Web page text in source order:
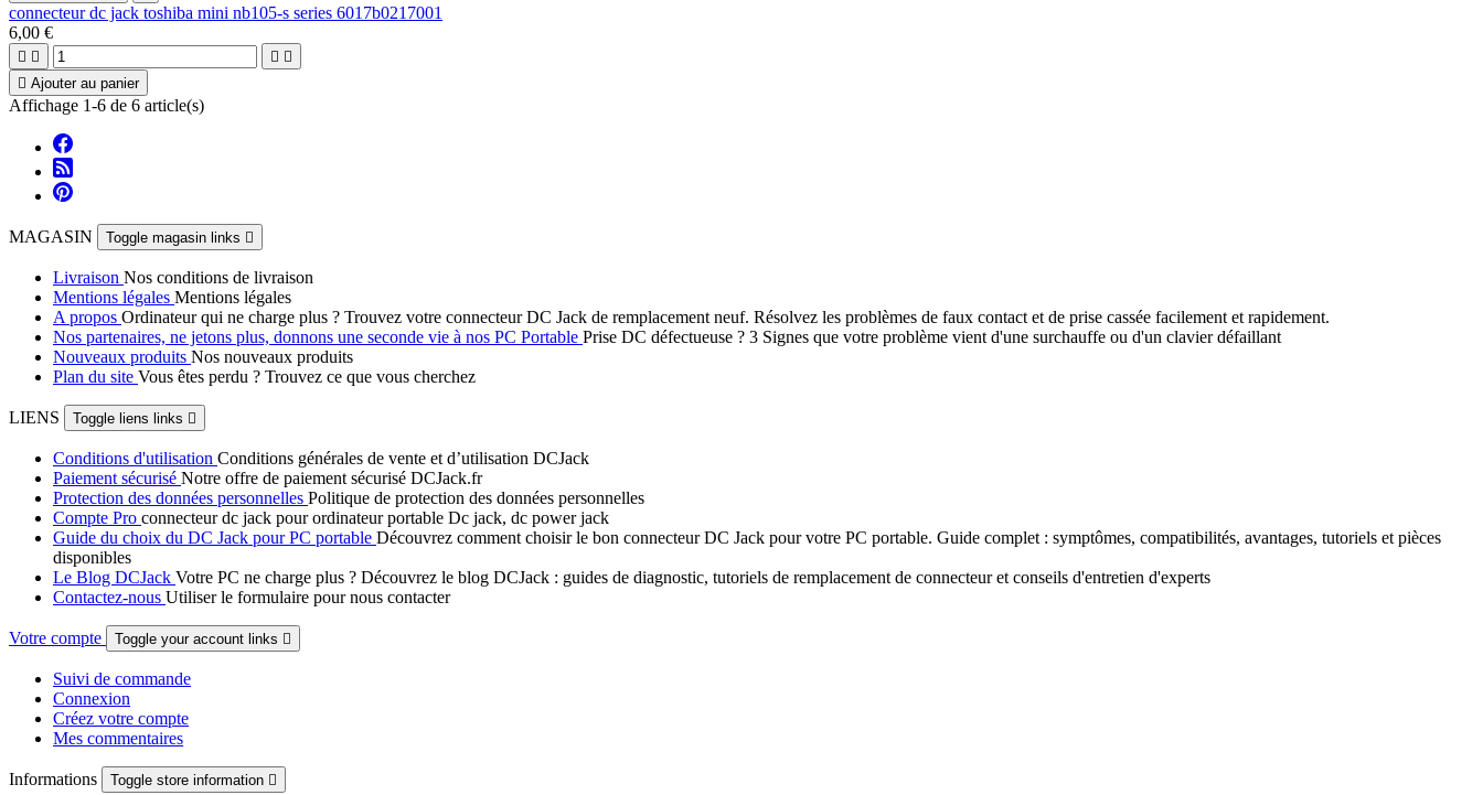
connecteur dc jack toshiba mini nb105-s series 6017b0217001
6,00 €
   
 Ajouter au panier
Affichage 1-6 de 6 article(s)
MAGASIN Toggle magasin links 
Livraison Nos conditions de livraison
Mentions légales Mentions légales
A propos Ordinateur qui ne charge plus ? Trouvez votre connecteur DC Jack de remplacement neuf. Résolvez les problèmes de faux contact et de prise cassée facilement et rapidement.
Nos partenaires, ne jetons plus, donnons une seconde vie à nos PC Portable Prise DC défectueuse ? 3 Signes que votre problème vient d'une surchauffe ou d'un clavier défaillant
Nouveaux produits Nos nouveaux produits
Plan du site Vous êtes perdu ? Trouvez ce que vous cherchez
LIENS Toggle liens links 
Conditions d'utilisation Conditions générales de vente et d’utilisation DCJack
Paiement sécurisé Notre offre de paiement sécurisé DCJack.fr
Protection des données personnelles Politique de protection des données personnelles
Compte Pro connecteur dc jack pour ordinateur portable Dc jack, dc power jack
Guide du choix du DC Jack pour PC portable Découvrez comment choisir le bon connecteur DC Jack pour votre PC portable. Guide complet : symptômes, compatibilités, avantages, tutoriels et pièces
disponibles
Le Blog DCJack Votre PC ne charge plus ? Découvrez le blog DCJack : guides de diagnostic, tutoriels de remplacement de connecteur et conseils d'entretien d'experts
Contactez-nous Utiliser le formulaire pour nous contacter
Votre compte Toggle your account links 
Suivi de commande
Connexion
Créez votre compte
Mes commentaires
Informations Toggle store information 